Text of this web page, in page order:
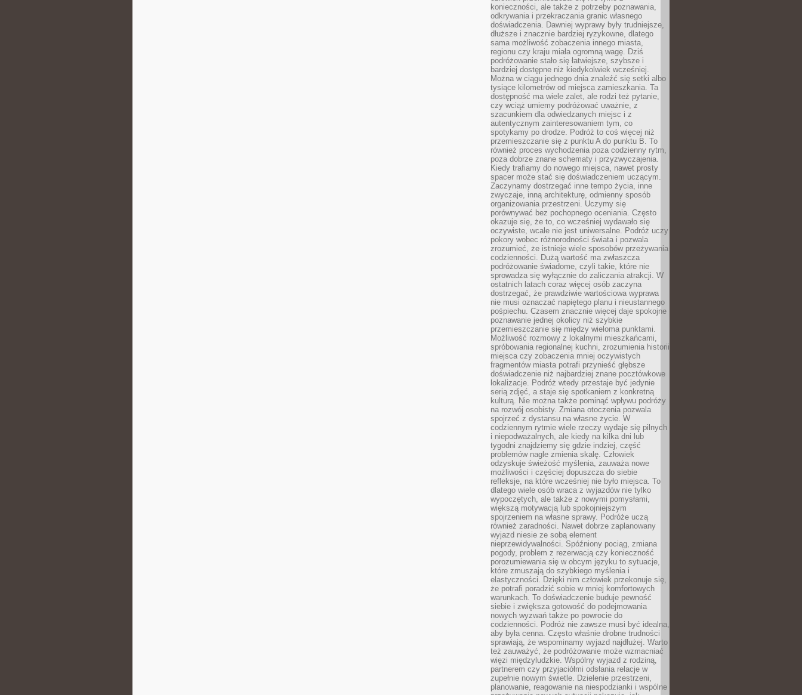
konieczności, ale także z potrzeby poznawania,
odkrywania i przekraczania granic własnego
doświadczenia. Dawniej wyprawy były trudniejsze,
dłuższe i znacznie bardziej ryzykowne, dlatego
sama możliwość zobaczenia innego miasta,
regionu czy kraju miała ogromną wagę. Dziś
podróżowanie stało się łatwiejsze, szybsze i
bardziej dostępne niż kiedykolwiek wcześniej.
Można w ciągu jednego dnia znaleźć się setki albo
tysiące kilometrów od miejsca zamieszkania. Ta
dostępność ma wiele zalet, ale rodzi też pytanie,
czy wciąż umiemy podróżować uważnie, z
szacunkiem dla odwiedzanych miejsc i z
autentycznym zainteresowaniem tym, co
spotykamy po drodze. Podróż to coś więcej niż
przemieszczanie się z punktu A do punktu B. To
również proces wychodzenia poza codzienny rytm,
poza dobrze znane schematy i przyzwyczajenia.
Kiedy trafiamy do nowego miejsca, nawet prosty
spacer może stać się doświadczeniem uczącym.
Zaczynamy dostrzegać inne tempo życia, inne
zwyczaje, inną architekturę, odmienny sposób
organizowania przestrzeni. Uczymy się
porównywać bez pochopnego oceniania. Często
okazuje się, że to, co wcześniej wydawało się
oczywiste, wcale nie jest uniwersalne. Podróż uczy
pokory wobec różnorodności świata i pozwala
zrozumieć, że istnieje wiele sposobów przeżywania
codzienności. Dużą wartość ma zwłaszcza
podróżowanie świadome, czyli takie, które nie
sprowadza się wyłącznie do zaliczania atrakcji. W
ostatnich latach coraz więcej osób zaczyna
dostrzegać, że prawdziwie wartościowa wyprawa
nie musi oznaczać napiętego planu i nieustannego
pośpiechu. Czasem znacznie więcej daje spokojne
poznawanie jednej okolicy niż szybkie
przemieszczanie się między wieloma punktami.
Możliwość rozmowy z lokalnymi mieszkańcami,
spróbowania regionalnej kuchni, zrozumienia historii
miejsca czy zobaczenia mniej oczywistych
fragmentów miasta potrafi przynieść głębsze
doświadczenie niż najbardziej znane pocztówkowe
lokalizacje. Podróż wtedy przestaje być jedynie
serią zdjęć, a staje się spotkaniem z konkretną
kulturą. Nie można także pominąć wpływu podróży
na rozwój osobisty. Zmiana otoczenia pozwala
spojrzeć z dystansu na własne życie. W
codziennym rytmie wiele rzeczy wydaje się pilnych
i niepodważalnych, ale kiedy na kilka dni lub
tygodni znajdziemy się gdzie indziej, część
problemów nagle zmienia skalę. Człowiek
odzyskuje świeżość myślenia, zauważa nowe
możliwości i częściej dopuszcza do siebie
refleksje, na które wcześniej nie było miejsca. To
dlatego wiele osób wraca z wyjazdów nie tylko
wypoczętych, ale także z nowymi pomysłami,
większą motywacją lub spokojniejszym
spojrzeniem na własne sprawy. Podróże uczą
również zaradności. Nawet dobrze zaplanowany
wyjazd niesie ze sobą element
nieprzewidywalności. Spóźniony pociąg, zmiana
pogody, problem z rezerwacją czy konieczność
porozumiewania się w obcym języku to sytuacje,
które zmuszają do szybkiego myślenia i
elastyczności. Dzięki nim człowiek przekonuje się,
że potrafi poradzić sobie w mniej komfortowych
warunkach. To doświadczenie buduje pewność
siebie i zwiększa gotowość do podejmowania
nowych wyzwań także po powrocie do
codzienności. Podróż nie zawsze musi być idealna,
aby była cenna. Często właśnie drobne trudności
sprawiają, że wspominamy wyjazd najdłużej. Warto
też zauważyć, że podróżowanie może wzmacniać
więzi międzyludzkie. Wspólny wyjazd z rodziną,
partnerem czy przyjaciółmi odsłania relacje w
zupełnie nowym świetle. Dzielenie przestrzeni,
planowanie, reagowanie na niespodzianki i wspólne